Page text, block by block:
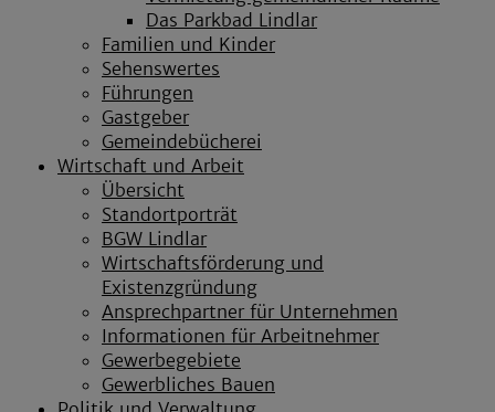
Das Parkbad Lindlar
Familien und Kinder
Sehenswertes
Führungen
Gastgeber
Gemeindebücherei
Wirtschaft und Arbeit
Übersicht
Standortporträt
BGW Lindlar
Wirtschaftsförderung und
Existenzgründung
Ansprechpartner für Unternehmen
Informationen für Arbeitnehmer
Gewerbegebiete
Gewerbliches Bauen